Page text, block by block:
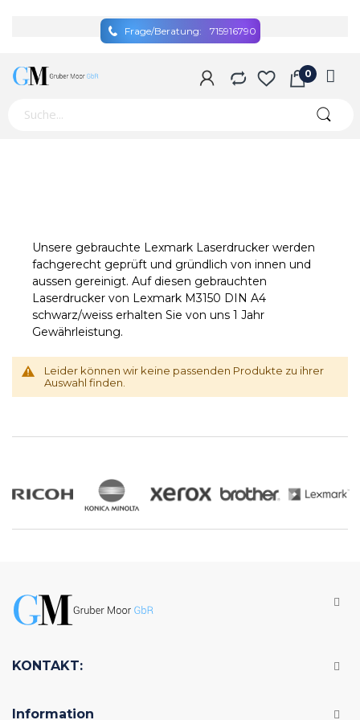
Frage/Beratung: 715916790
Unsere gebrauchte Lexmark Laserdrucker werden
fachgerecht geprüft und gründlich von innen und
aussen gereinigt. Auf diesen gebrauchten
Laserdrucker von Lexmark M3150 DIN A4
schwarz/weiss erhalten Sie von uns 1 Jahr
Gewährleistung.
Leider können wir keine passenden Produkte zu ihrer
Auswahl finden.
KONTAKT:
Information